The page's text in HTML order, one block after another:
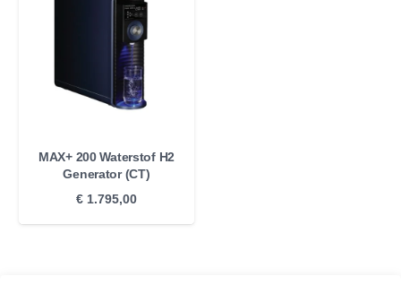
MAX+ 200 Waterstof H2
Generator (CT)
€ 1.795,00